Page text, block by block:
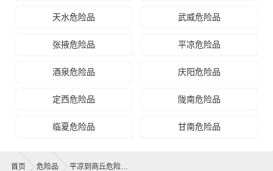
务理念，凭借平凉至商丘物流的优质平台，始终致力于为
客户提供优质高效的平凉到商丘的专线物流运输服务。平
凉到商丘货运专线是港邦的优质品牌服务，我们一直多年
的在为各行各业提供我们的物流服务，也得到了很多客户
的认可和口碑相传，如果您有意向选择我们，我们非常乐
意为您解决物流相关问题。当然，还有很多优秀的
物流公
也提供从平凉发物流到商丘的运输服务，您也可以多多
咨询，找到合适您的物流服务商。
天水危险品 武威危险品
张掖危险品 平凉危险品
酒泉危险品 庆阳危险品
定西危险品 陇南危险品
临夏危险品 甘南危险品
首页 危险品 平凉到商丘危险品运输公司